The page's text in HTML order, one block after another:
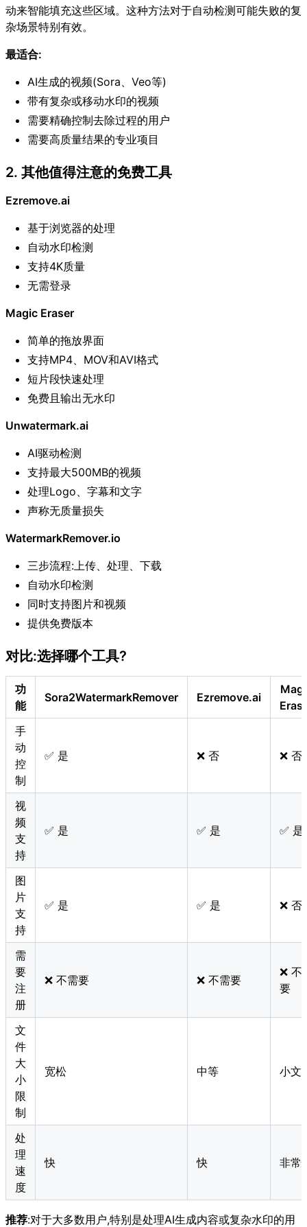
动来智能填充这些区域。这种方法对于自动检测可能失败的复
杂场景特别有效。
最适合:
AI生成的视频(Sora、Veo等)
带有复杂或移动水印的视频
需要精确控制去除过程的用户
需要高质量结果的专业项目
2. 其他值得注意的免费工具
Ezremove.ai
基于浏览器的处理
自动水印检测
支持4K质量
无需登录
Magic Eraser
简单的拖放界面
支持MP4、MOV和AVI格式
短片段快速处理
免费且输出无水印
Unwatermark.ai
AI驱动检测
支持最大500MB的视频
处理Logo、字幕和文字
声称无质量损失
WatermarkRemover.io
三步流程:上传、处理、下载
自动水印检测
同时支持图片和视频
提供免费版本
对比:选择哪个工具?
功
能
Sora2WatermarkRemover Ezremove.ai
手
动
控
制
✅ 是 ❌ 否 ❌ 否
视
频
支
持
✅ 是 ✅ 是 ✅ 是
图
片
支
持
✅ 是 ✅ 是 ❌ 否
需
要
注
册
❌ 不需要 ❌ 不需要
❌ 不
要
文
件
大
小
限
制
宽松 中等 小文
处
理
速
度
快 快 非常
推荐:对于大多数用户,特别是处理AI生成内容或复杂水印的用